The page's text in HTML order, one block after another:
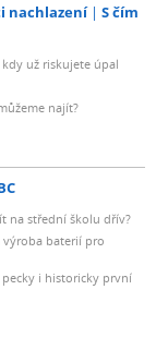
nachlazení
S čím
už riskujete úpal
najít?
na střední školu dřív?
výroba baterií pro
i historicky první